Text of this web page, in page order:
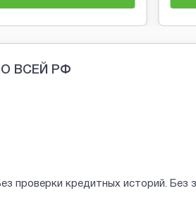
ВСЕЙ РФ
проверки кредитных историй. Без